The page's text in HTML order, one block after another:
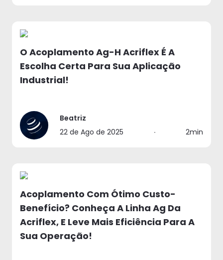
O Acoplamento Ag-H Acriflex É A
Escolha Certa Para Sua Aplicação
Industrial!
Beatriz
22 de Ago de 2025
∙ 2min
Acoplamento Com Ótimo Custo-
Benefício? Conheça A Linha Ag Da
Acriflex, E Leve Mais Eficiência Para A
Sua Operação!